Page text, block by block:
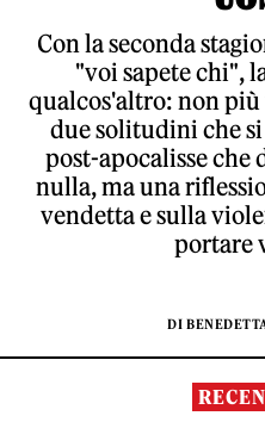
Con la seconda
"voi sapete chi",
qualcos'altro: non
due solitudini che
post-apocalisse che
nulla, ma una
vendetta e sulla
portare
DI